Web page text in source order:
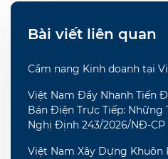
Bài viết liên quan
Cẩm nang Kinh doanh tại
Việt Nam Đẩy Nhanh Tiến
Bán Điện Trực Tiếp: Những
Nghị Định 243/2026/NĐ-CP
Việt Nam Xây Dựng Khuôn